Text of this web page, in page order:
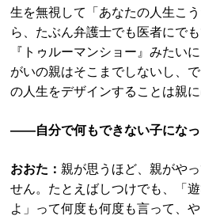
生を無視して「あなたの人生こ
ら、たぶん弁護士でも医者にで
『トゥルーマンショー』みたい
がいの親はそこまでしないし、
の人生をデザインすることは親に
――自分で何もできない子になっ
おおた： 親が思うほど、親がや
せん。たとえばしつけでも、「
よ」って何度も何度も言って、